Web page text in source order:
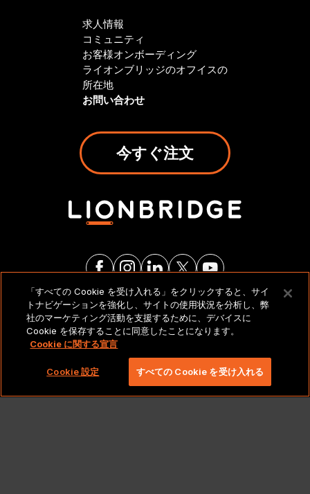
求人情報
コミュニティ
お客様オンボーディング
ライオンブリッジのオフイスの
所在地
お問い合わせ
今すぐ注文
法的通知とポリシー
Copyright 2026 Lionbridge Technologies、LLC. All
rights reserved。
「すべての Cookie を受け入れる」をクリックすると、サイ
トナビゲーションを強化し、サイトの使用状況を分析し、弊
社のマーケティング活動を支援するために、デバイスに
Cookie を保存することに同意したことになります。
Cookie に関する宣言
Cookie 設定 すべての Cookie を受け入れる